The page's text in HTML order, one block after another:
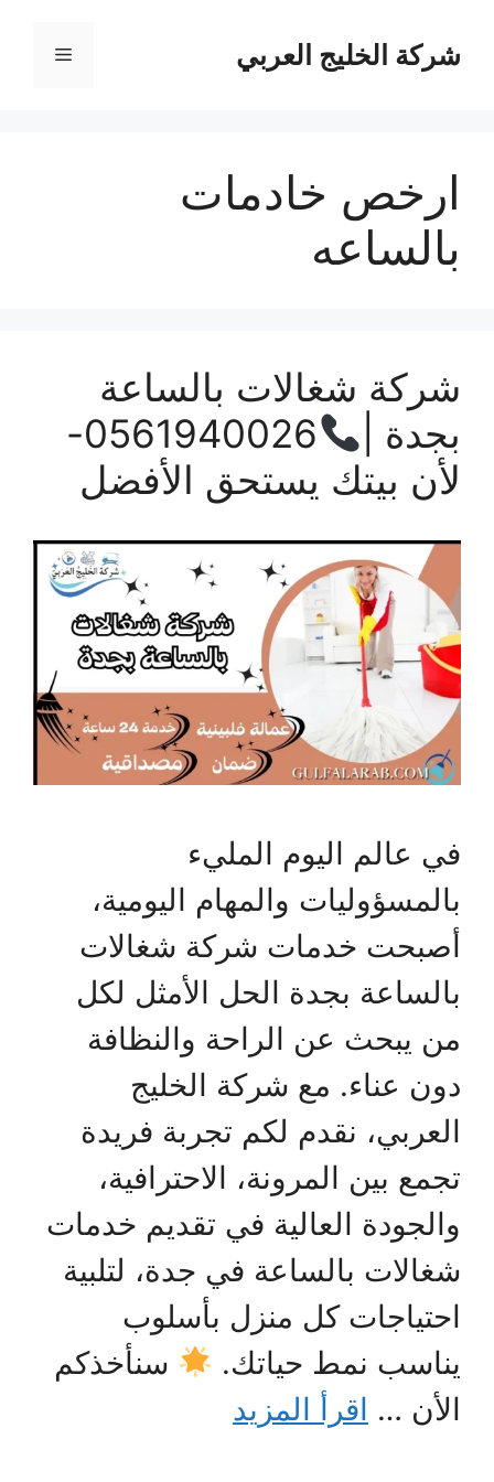
المحتوىشركة الخليج العربي القائمة
ارخص خادمات
بالساعه
شركة شغالات بالساعة
بجدة |
0561940026-
لأن بيتك يستحق الأفضل
في عالم اليوم المليء
بالمسؤوليات والمهام اليومية،
أصبحت خدمات شركة شغالات
بالساعة بجدة الحل الأمثل لكل
من يبحث عن الراحة والنظافة
دون عناء. مع شركة الخليج
العربي، نقدم لكم تجربة فريدة
تجمع بين المرونة، الاحترافية،
والجودة العالية في تقديم خدمات
شغالات بالساعة في جدة، لتلبية
احتياجات كل منزل بأسلوب
يناسب نمط حياتك.
سنأخذكم
الأن … اقرأ المزيد